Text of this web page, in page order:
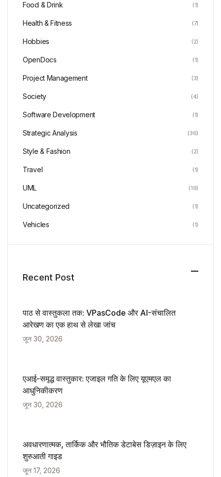
Food & Drink (1)
Health & Fitness (7)
Hobbies (2)
OpenDocs (1)
Project Management (3)
Society (4)
Software Development (1)
Strategic Analysis (36)
Style & Fashion (2)
Travel (1)
UML (19)
Uncategorized (1)
Vehicles (1)
Recent Post
पाठ से वास्तुकला तक: VPasCode और AI-संचालित
आरेखण का एक हाथ से लेखा जांच
जून 30, 2026
एआई-समृद्ध वास्तुकार: एजाइल गति के लिए यूएमएल का
आधुनिकीकरण
जून 30, 2026
अवधारणात्मक, तार्किक और भौतिक डेटाबेस डिज़ाइन के लिए
शुरुआती गाइड
जून 17, 2026